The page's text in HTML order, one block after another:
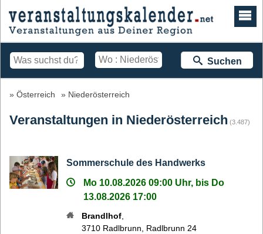
Suchen
Österreich Niederösterreich
Veranstaltungen in Niederösterreich (3.487)
Sommerschule des Handwerks
Mo 10.08.2026 09:00 Uhr, bis Do
13.08.2026 17:00
Brandlhof
3710 Radlbrunn
Radlbrunn 24